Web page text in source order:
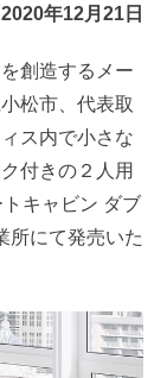
2020年12月21日
創造するメー
松市、代表取
ス内で小さな
付きの２人用
キャビン ダブ
所にて発売いた